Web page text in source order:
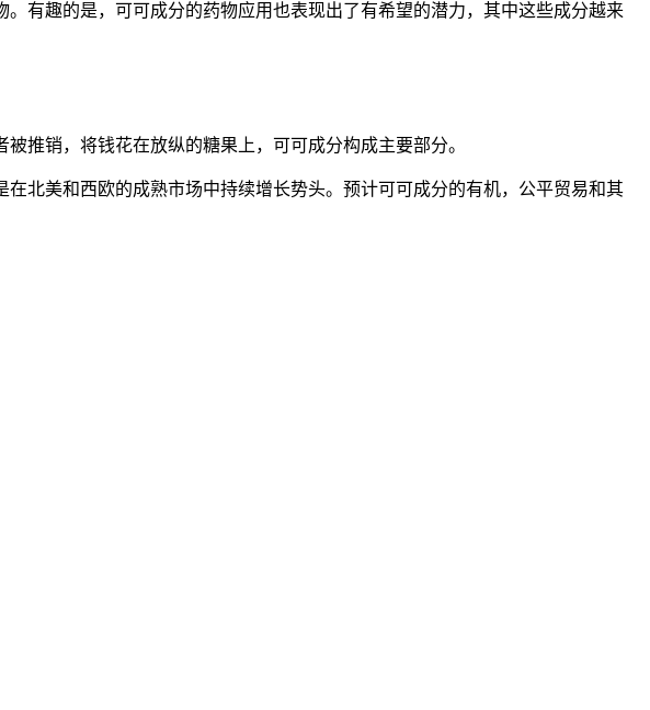
有趣的是，可可成分的药物应用也表现出了有希望的潜力，其中这些成分越来
推销，将钱花在放纵的糖果上，可可成分构成主要部分。
北美和西欧的成熟市场中持续增长势头。预计可可成分的有机，公平贸易和其